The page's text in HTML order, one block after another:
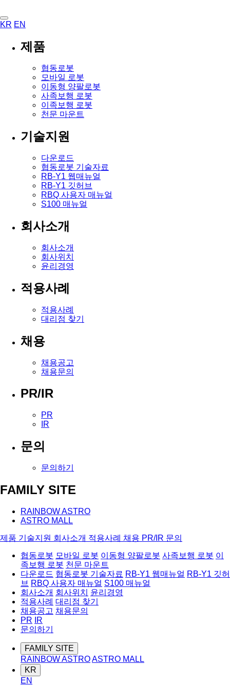
KR EN
제품
협동로봇
모바일 로봇
이동형 양팔로봇
사족보행 로봇
이족보행 로봇
천문 마운트
기술지원
다운로드
협동로봇 기술자료
RB-Y1 웹매뉴얼
RB-Y1 깃허브
RBQ 사용자 매뉴얼
S100 매뉴얼
회사소개
회사소개
회사위치
윤리경영
적용사례
적용사례
대리점 찾기
채용
채용공고
채용문의
PR/IR
PR
IR
문의
문의하기
FAMILY SITE
RAINBOW ASTRO
ASTRO MALL
제품 기술지원 회사소개 적용사례 채용 PR/IR 문의
협동로봇 모바일 로봇 이동형 양팔로봇 사족보행 로봇 이
족보행 로봇 천문 마운트
다운로드 협동로봇 기술자료 RB-Y1 웹매뉴얼 RB-Y1 깃허
브 RBQ 사용자 매뉴얼 S100 매뉴얼
회사소개 회사위치
윤리경영
적용사례 대리점 찾기
채용공고 채용문의
PR
IR
문의하기
FAMILY SITE
RAINBOW ASTROASTRO MALL
KR
EN